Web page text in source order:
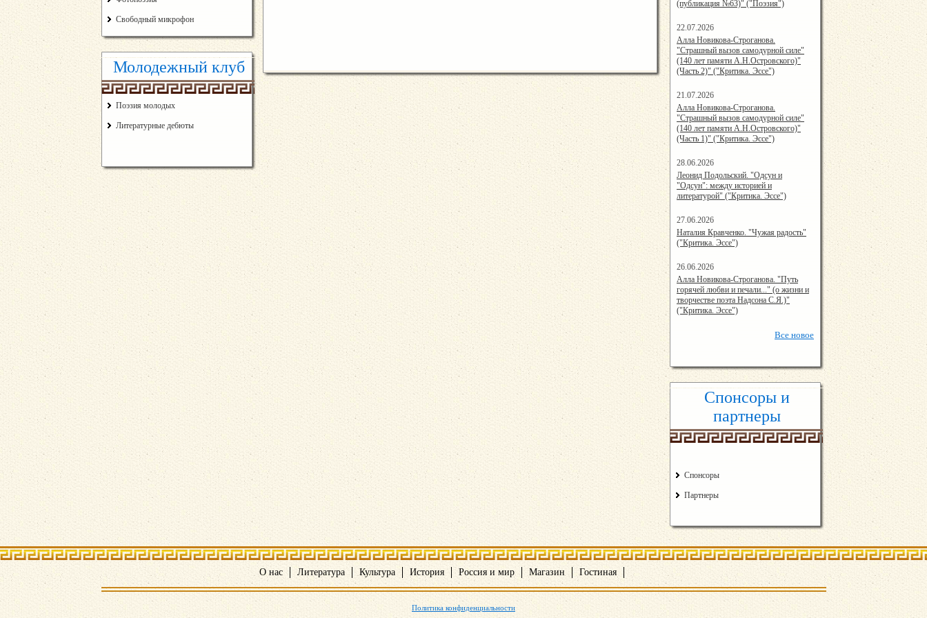
Свободный микрофон
Молодежный клуб
Поэзия молодых
Литературные дебюты
(публикация №63)" ("Поэзия")
22.07.2026
15:48:05
Алла Новикова-Строганова.
"Страшный вызов самодурной силе"
(140 лет памяти А.Н.Островского)"
(Часть 2)" ("Критика. Эссе")
21.07.2026
15:08:00
Алла Новикова-Строганова.
"Страшный вызов самодурной силе"
(140 лет памяти А.Н.Островского)"
(Часть 1)" ("Критика. Эссе")
28.06.2026
20:25:38
Леонид Подольский. "Одсун и
"Одсун": между историей и
литературой" ("Критика. Эссе")
27.06.2026
21:19:00
Наталия Кравченко. "Чужая радость"
("Критика. Эссе")
26.06.2026
15:39:00
Алла Новикова-Строганова. "Путь
горячей любви и печали..." (о жизни и
творчестве поэта Надсона С.Я.)"
("Критика. Эссе")
Все новое
Спонсоры и
партнеры
Спонсоры
Партнеры
О нас Литература Культура История Россия и мир Магазин Гостиная
Политика конфиденциальности